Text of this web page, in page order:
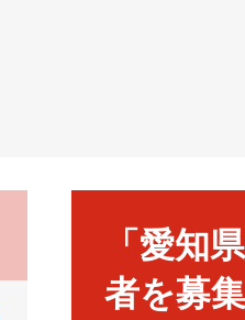
「愛知
者を募